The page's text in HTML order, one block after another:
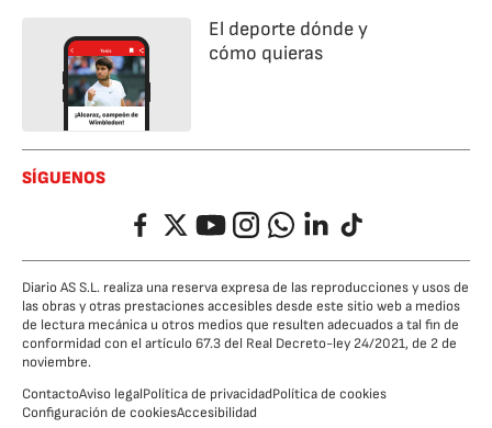
El deporte dónde y
cómo quieras
SÍGUENOS
FacebookTwitterYouTubeInstagramWhatsappLinkedInTikTok
Diario AS S.L. realiza una reserva expresa de las reproducciones y usos de
las obras y otras prestaciones accesibles desde este sitio web a medios
de lectura mecánica u otros medios que resulten adecuados a tal fin de
conformidad con el artículo 67.3 del Real Decreto-ley 24/2021, de 2 de
noviembre.
ContactoAviso legalPolítica de privacidadPolítica de cookies
Configuración de cookiesAccesibilidad